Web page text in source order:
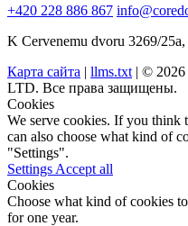
+420 228 886 867
K Cervenemu dvoru 3269/
Карта сайта | llms.txt | ©
LTD. Все права защищены.
Cookies
We serve cookies. If you
can also choose what kind of
"Settings".
Settings Accept all
Cookies
Choose what kind of cookies
for one year.